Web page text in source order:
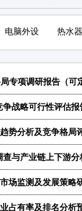
电脑外设 热水器
势分析及竞争格局